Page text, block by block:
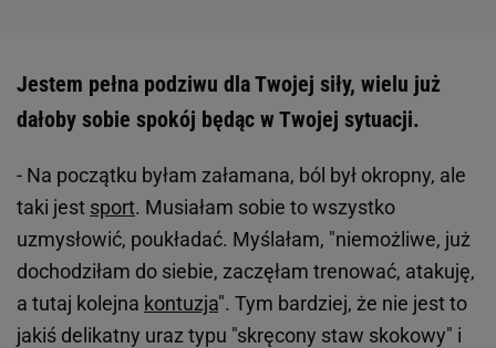
Jestem pełna podziwu dla Twojej siły, wielu już
dałoby sobie spokój będąc w Twojej sytuacji.
- Na początku byłam załamana, ból był okropny, ale
taki jest sport. Musiałam sobie to wszystko
uzmysłowić, poukładać. Myślałam, "niemożliwe, już
dochodziłam do siebie, zaczęłam trenować, atakuję,
a tutaj kolejna kontuzja". Tym bardziej, że nie jest to
jakiś delikatny uraz typu "skręcony staw skokowy" i